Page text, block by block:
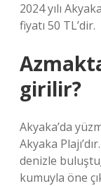
2024 yılı
fiyatı 50 TL’dir.
girilir?
Akyaka’da
Akyaka
denizle
kumuyla öne